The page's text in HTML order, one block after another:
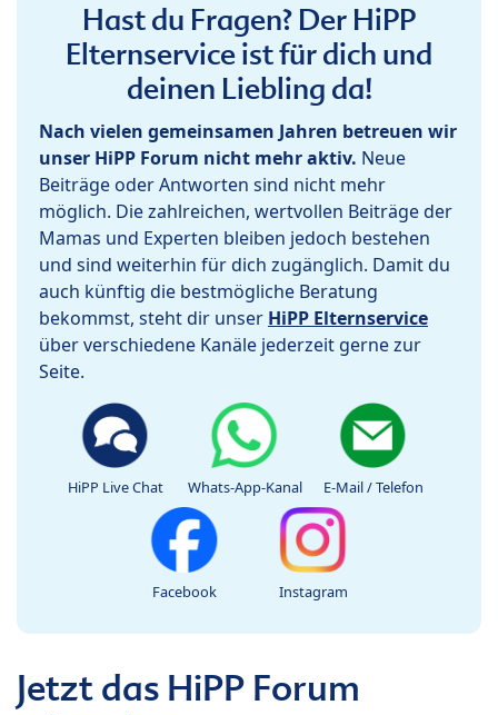
Hast du Fragen? Der HiPP
Elternservice ist für dich und
deinen Liebling da!
Nach vielen gemeinsamen Jahren betreuen wir
unser HiPP Forum nicht mehr aktiv. Neue
Beiträge oder Antworten sind nicht mehr
möglich. Die zahlreichen, wertvollen Beiträge der
Mamas und Experten bleiben jedoch bestehen
und sind weiterhin für dich zugänglich. Damit du
auch künftig die bestmögliche Beratung
bekommst, steht dir unser HiPP Elternservice
über verschiedene Kanäle jederzeit gerne zur
Seite.
HiPP Live Chat Whats-App-Kanal E-Mail / Telefon
Facebook Instagram
Jetzt das HiPP Forum